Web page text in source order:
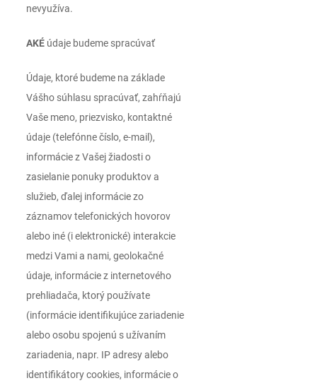
nevyužíva.
AKÉ údaje budeme spracúvať
Údaje, ktoré budeme na základe
Vášho súhlasu spracúvať, zahŕňajú
Vaše meno, priezvisko, kontaktné
údaje (telefónne číslo, e-mail),
informácie z Vašej žiadosti o
zasielanie ponuky produktov a
služieb, ďalej informácie zo
záznamov telefonických hovorov
alebo iné (i elektronické) interakcie
medzi Vami a nami, geolokačné
údaje, informácie z internetového
prehliadača, ktorý používate
(informácie identifikujúce zariadenie
alebo osobu spojenú s užívaním
zariadenia, napr. IP adresy alebo
identifikátory cookies, informácie o